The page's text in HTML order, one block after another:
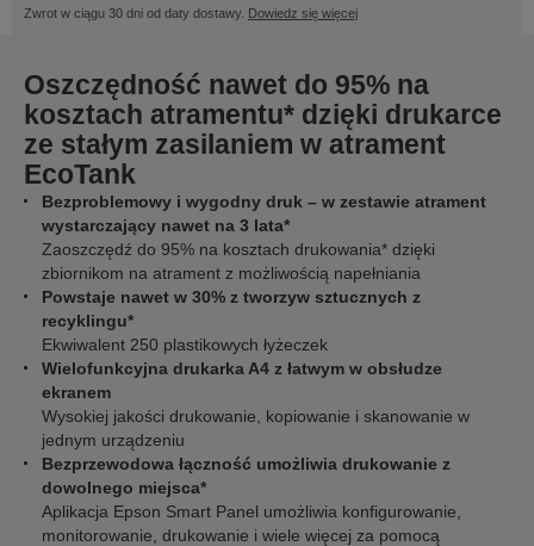
Zwrot w ciągu 30 dni od daty dostawy. Dowiedz się więcej
Oszczędność nawet do 95% na
kosztach atramentu* dzięki drukarce
ze stałym zasilaniem w atrament
EcoTank
Bezproblemowy i wygodny druk – w zestawie atrament
wystarczający nawet na 3 lata*
Zaoszczędź do 95% na kosztach drukowania* dzięki
zbiornikom na atrament z możliwością napełniania
Powstaje nawet w 30% z tworzyw sztucznych z
recyklingu*
Ekwiwalent 250 plastikowych łyżeczek
Wielofunkcyjna drukarka A4 z łatwym w obsłudze
ekranem
Wysokiej jakości drukowanie, kopiowanie i skanowanie w
jednym urządzeniu
Bezprzewodowa łączność umożliwia drukowanie z
dowolnego miejsca*
Aplikacja Epson Smart Panel umożliwia konfigurowanie,
monitorowanie, drukowanie i wiele więcej za pomocą